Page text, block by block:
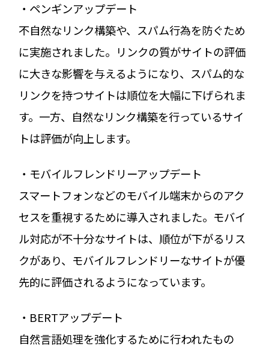
・ペンギンアップデート
不自然なリンク構築や、スパム行為を防ぐため
に実施されました。リンクの質がサイトの評価
に大きな影響を与えるようになり、スパム的な
リンクを持つサイトは順位を大幅に下げられま
す。一方、自然なリンク構築を行っているサイ
トは評価が向上します。
・モバイルフレンドリーアップデート
スマートフォンなどのモバイル端末からのアク
セスを重視するために導入されました。モバイ
ル対応が不十分なサイトは、順位が下がるリス
クがあり、モバイルフレンドリーなサイトが優
先的に評価されるようになっています。
・BERTアップデート
自然言語処理を強化するために行われたもの